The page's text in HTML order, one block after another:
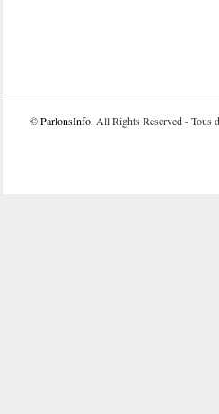
©ParlonsInfo. All Rights Reserved - Tous